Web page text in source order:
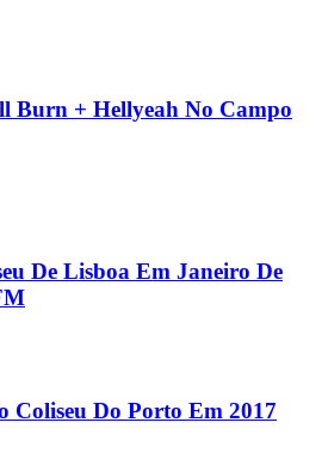
Burn + Hellyeah No Campo
De Lisboa Em Janeiro De
Coliseu Do Porto Em 2017